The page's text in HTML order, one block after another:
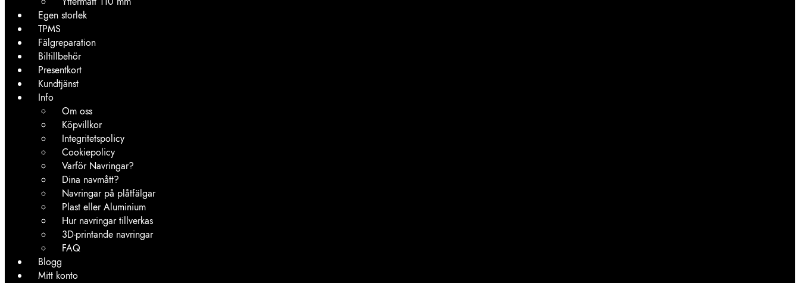
Egen storlek
TPMS
Fälgreparation
Biltillbehör
Presentkort
Kundtjänst
Info
Om oss
Köpvillkor
Integritetspolicy
Cookiepolicy
Varför Navringar?
Dina navmått?
Navringar på plåtfälgar
Plast eller Aluminium
Hur navringar tillverkas
3D-printande navringar
FAQ
Blogg
Mitt konto